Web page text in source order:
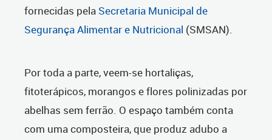
fornecidas pela Secretaria Municipal de
Segurança Alimentar e Nutricional (SMSAN).
Por toda a parte, veem-se hortaliças,
fitoterápicos, morangos e flores polinizadas por
abelhas sem ferrão. O espaço também conta
com uma composteira, que produz adubo a